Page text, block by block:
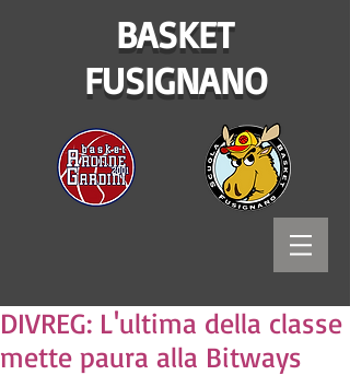
BASKET
FUSIGNANO
DIVREG: L'ultima della classe
mette paura alla Bitways